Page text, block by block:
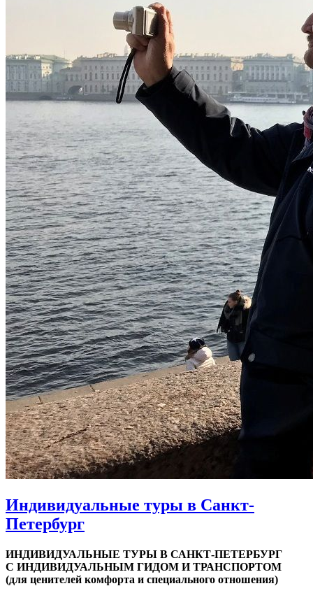
Индивидуальные туры в Санкт-
Петербург
ИНДИВИДУАЛЬНЫЕ ТУРЫ В САНКТ-ПЕТЕРБУРГ
С ИНДИВИДУАЛЬНЫМ ГИДОМ И ТРАНСПОРТОМ
(для ценителей комфорта и специального отношения)